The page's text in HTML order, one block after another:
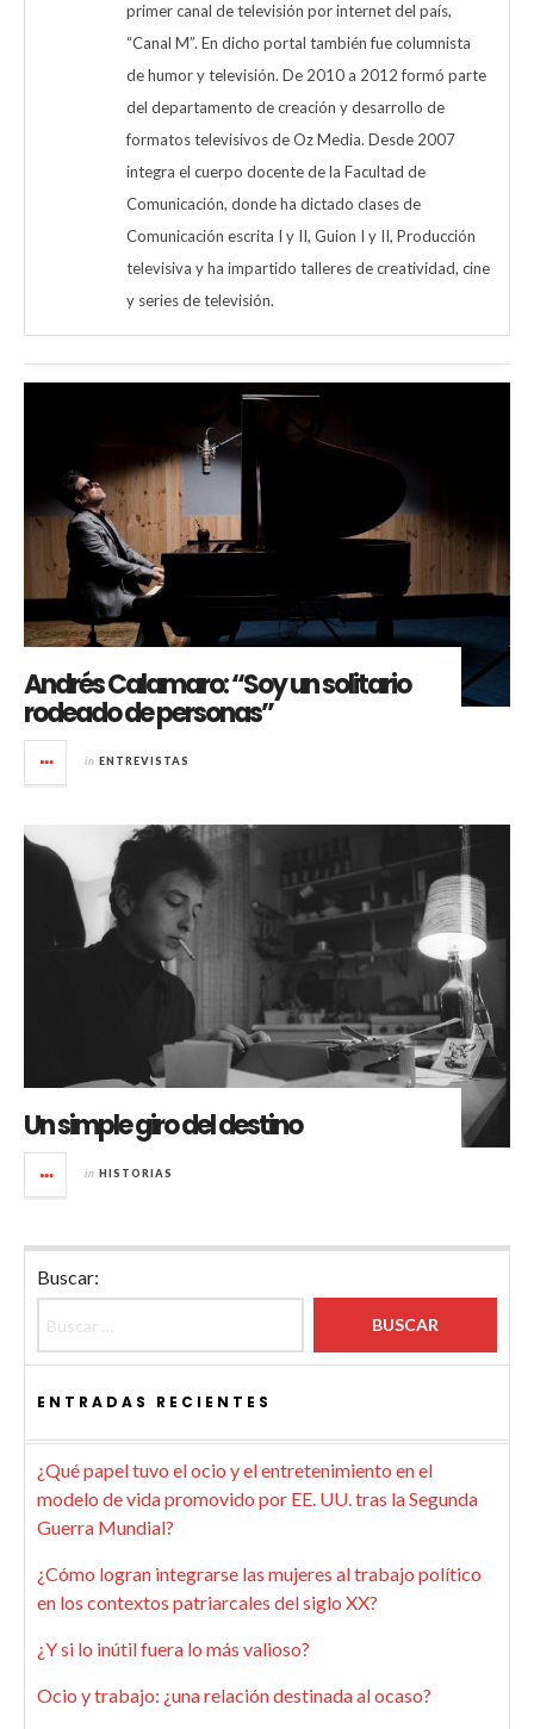
primer canal de televisión por internet del país,
“Canal M”. En dicho portal también fue columnista
de humor y televisión. De 2010 a 2012 formó parte
del departamento de creación y desarrollo de
formatos televisivos de Oz Media. Desde 2007
integra el cuerpo docente de la Facultad de
Comunicación, donde ha dictado clases de
Comunicación escrita I y II, Guion I y II, Producción
televisiva y ha impartido talleres de creatividad, cine
y series de televisión.
Andrés Calamaro: “Soy un solitario
rodeado de personas”
in ENTREVISTAS
Un simple giro del destino
in HISTORIAS
Buscar:
ENTRADAS RECIENTES
¿Qué papel tuvo el ocio y el entretenimiento en el
modelo de vida promovido por EE. UU. tras la Segunda
Guerra Mundial?
¿Cómo logran integrarse las mujeres al trabajo político
en los contextos patriarcales del siglo XX?
¿Y si lo inútil fuera lo más valioso?
Ocio y trabajo: ¿una relación destinada al ocaso?